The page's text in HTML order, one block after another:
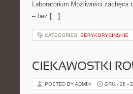
Laboratorium Możliwości
– bez […]
CATEGORIES: SERYKORYCINSKIE
CIEKAWOSTKI
POSTED BY ADMIN GRU - 28 -